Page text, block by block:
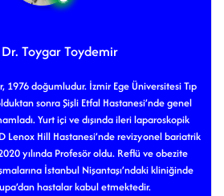
Toygar Toydemir
1976 doğumludur. İzmir Ege Üniversitesi Tıp
sonra Şişli Etfal Hastanesi’nde genel
Yurt içi ve dışında ileri laparoskopik
Lenox Hill Hastanesi’nde revizyonel bariatrik
yılında Profesör oldu. Reflü ve obezite
İstanbul Nişantaşı’ndaki kliniğinde
hastalar kabul etmektedir.